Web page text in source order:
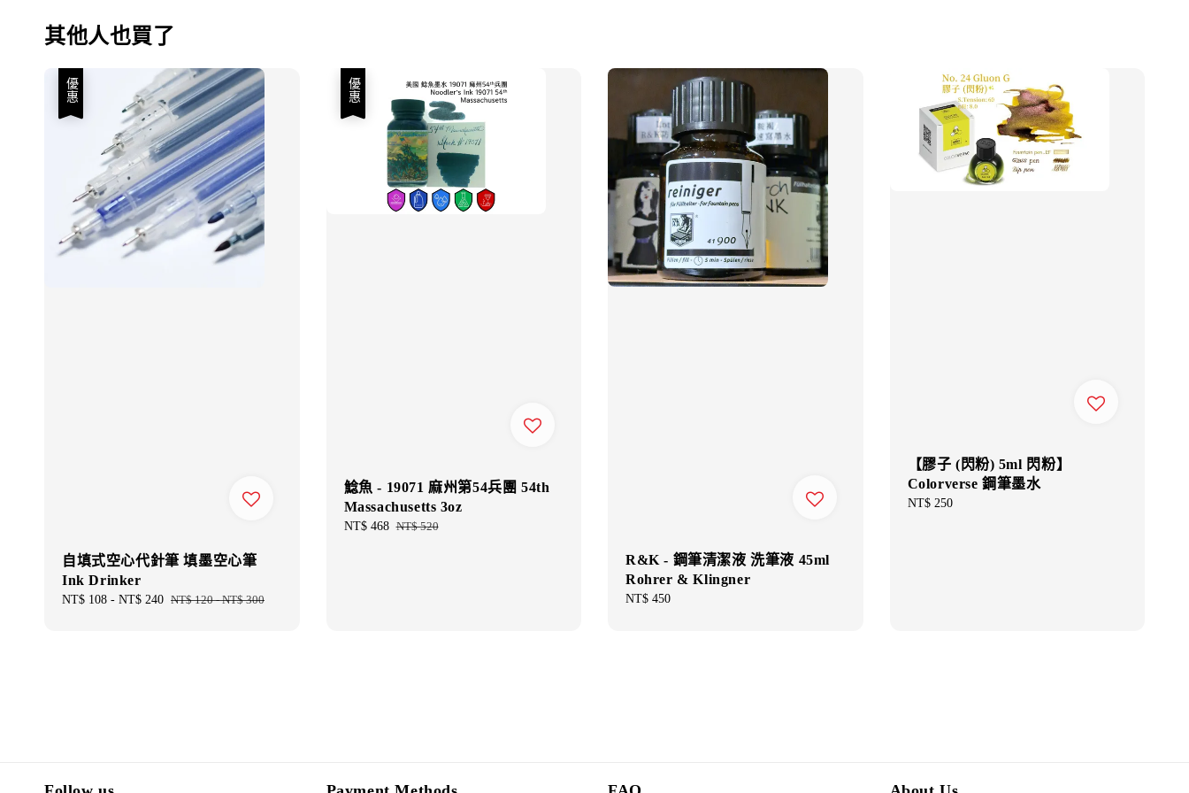
其他人也買了
優惠
自填式空心代針筆 填墨空心筆
Ink Drinker
Sale
NT$ 108 - NT$ 240 Regular
NT$ 120-NT$ 300
優惠
鯰魚 - 19071 麻州第54兵團 54th
Massachusetts 3oz
Sale
NT$ 468 Regular
NT$ 520
R&K - 鋼筆清潔液 洗筆液 45ml
Rohrer & Klingner
Regular
NT$ 450
【膠子 (閃粉) 5ml 閃粉】
Colorverse 鋼筆墨水
Regular
NT$ 250